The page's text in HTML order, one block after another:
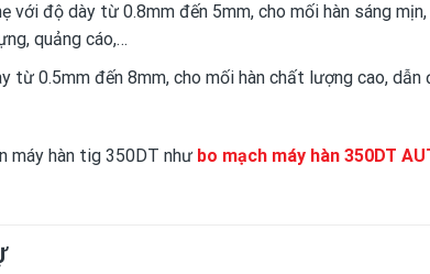
với độ dày từ 0.8mm đến 5mm, cho mối hàn sáng
quảng cáo,…
từ 0.5mm đến 8mm, cho mối hàn chất lượng cao,
máy hàn tig 350DT như bo mạch máy hàn 350DT